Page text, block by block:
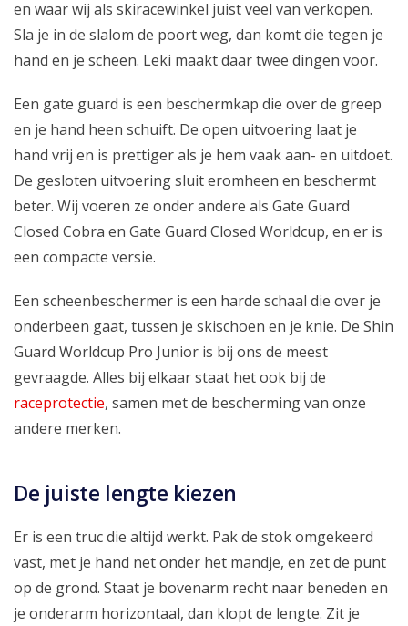
en waar wij als skiracewinkel juist veel van verkopen.
Sla je in de slalom de poort weg, dan komt die tegen je
hand en je scheen. Leki maakt daar twee dingen voor.
Een gate guard is een beschermkap die over de greep
en je hand heen schuift. De open uitvoering laat je
hand vrij en is prettiger als je hem vaak aan- en uitdoet.
De gesloten uitvoering sluit eromheen en beschermt
beter. Wij voeren ze onder andere als Gate Guard
Closed Cobra en Gate Guard Closed Worldcup, en er is
een compacte versie.
Een scheenbeschermer is een harde schaal die over je
onderbeen gaat, tussen je skischoen en je knie. De Shin
Guard Worldcup Pro Junior is bij ons de meest
gevraagde. Alles bij elkaar staat het ook bij de
raceprotectie, samen met de bescherming van onze
andere merken.
De juiste lengte kiezen
Er is een truc die altijd werkt. Pak de stok omgekeerd
vast, met je hand net onder het mandje, en zet de punt
op de grond. Staat je bovenarm recht naar beneden en
je onderarm horizontaal, dan klopt de lengte. Zit je